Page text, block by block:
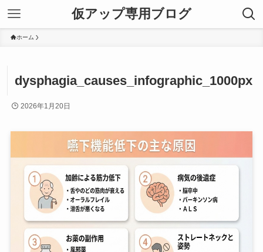
仮アップ専用ブログ
ホーム
dysphagia_causes_infographic_1000px
2026年1月20日